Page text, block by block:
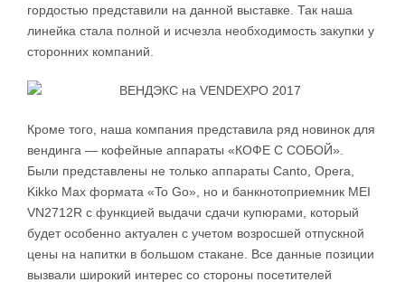
гордостью представили на данной выставке. Так наша
линейка стала полной и исчезла необходимость закупки у
сторонних компаний.
Кроме того, наша компания представила ряд новинок для
вендинга — кофейные аппараты «КОФЕ С СОБОЙ».
Были представлены не только аппараты Canto, Opera,
Kikko Max формата «To Go», но и банкнотоприемник MEI
VN2712R c функцией выдачи сдачи купюрами, который
будет особенно актуален с учетом возросшей отпускной
цены на напитки в большом стакане. Все данные позиции
вызвали широкий интерес со стороны посетителей